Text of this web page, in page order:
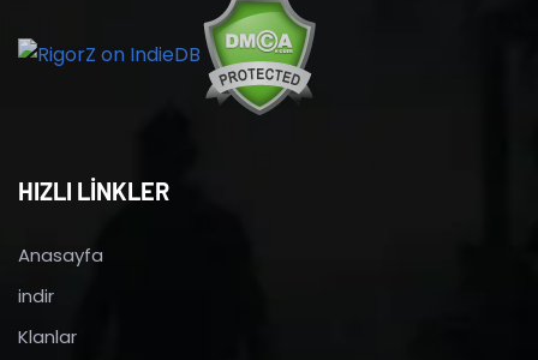
HIZLI LİNKLER
Anasayfa
indir
Klanlar